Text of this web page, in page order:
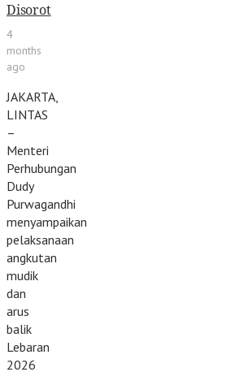
Disorot
4
months
ago
JAKARTA,
LINTAS
–
Menteri
Perhubungan
Dudy
Purwagandhi
menyampaikan
pelaksanaan
angkutan
mudik
dan
arus
balik
Lebaran
2026